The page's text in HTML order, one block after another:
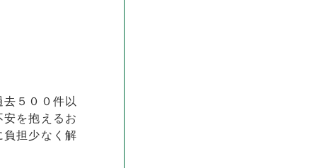
５００件以
安を抱えるお
担少なく解